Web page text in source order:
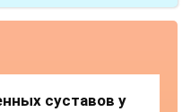
суставов у